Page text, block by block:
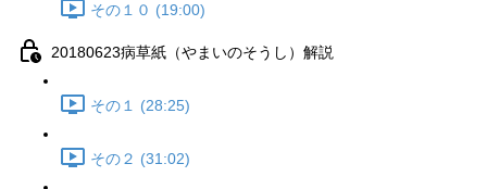
その１０ (19:00)
20180623病草紙（やまいのそうし）解説
その１ (28:25)
その２ (31:02)